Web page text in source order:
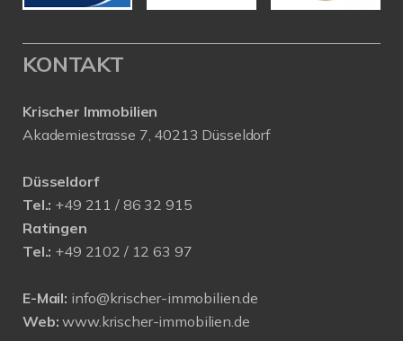
KONTAKT
Krischer Immobilien
Akademiestrasse 7, 40213 Düsseldorf
Düsseldorf
Tel.: +49 211 / 86 32 915
Ratingen
Tel.: +49 2102 / 12 63 97
E-Mail: info@krischer-immobilien.de
Web: www.krischer-immobilien.de